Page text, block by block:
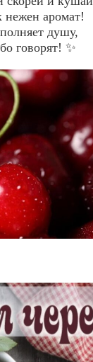
нежен аромат!
душу,
говорят! ✨